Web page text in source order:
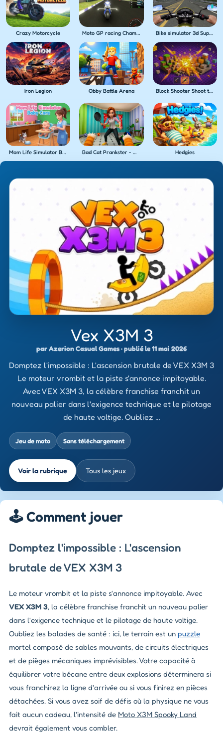
Vex X3M 3
par Azerion Casual Games · publié le 11 mai 2026
Domptez l'impossible : L'ascension brutale de VEX X3M 3
Le moteur vrombit et la piste s'annonce impitoyable.
Avec VEX X3M 3, la célèbre franchise franchit un
nouveau palier dans l'exigence technique et le pilotage
de haute voltige. Oubliez …
Jeu de moto Sans téléchargement
Voir la rubrique Tous les jeux
🕹️ Comment jouer
Domptez l'impossible : L'ascension
brutale de VEX X3M 3
Le moteur vrombit et la piste s'annonce impitoyable. Avec
VEX X3M 3, la célèbre franchise franchit un nouveau palier
dans l'exigence technique et le pilotage de haute voltige.
Oubliez les balades de santé : ici, le terrain est un puzzle
mortel composé de sables mouvants, de circuits électriques
et de pièges mécaniques imprévisibles. Votre capacité à
équilibrer votre bécane entre deux explosions déterminera si
vous franchirez la ligne d'arrivée ou si vous finirez en pièces
détachées. Si vous avez soif de défis où la physique ne vous
fait aucun cadeau, l'intensité de Moto X3M Spooky Land
devrait également vous combler.
Crazy Motorcycle Moto GP racing Championship Bike simulator 3d Supermoto 2
Iron Legion Obby Battle Arena Block Shooter Shoot the Blocks!
Mom Life Simulator Baby Care Bad Cat Prankster - Mom's Return Hedgies